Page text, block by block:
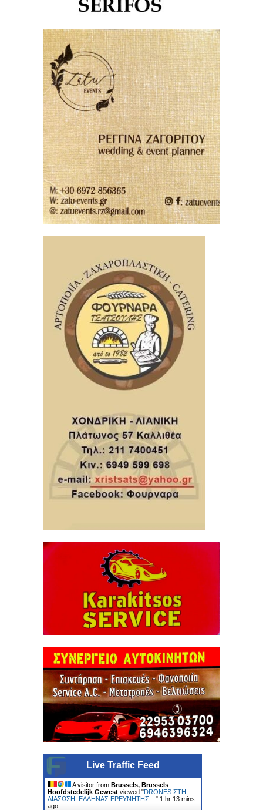
Live Traffic Feed
A visitor from Brussels, Brussels
Hoofdstedelijk Gewest viewed "DRONES ΣΤΗ
ΔΙΑΣΩΣΗ: ΕΛΛΗΝΑΣ ΕΡΕΥΝΗΤΗΣ… " 1 hr 13 mins
ago